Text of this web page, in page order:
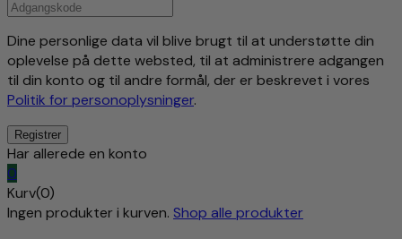
Dine personlige data vil blive brugt til at understøtte din
oplevelse på dette websted, til at administrere adgangen
til din konto og til andre formål, der er beskrevet i vores
Politik for personoplysninger.
Har allerede en konto
0
Kurv(0)
Ingen produkter i kurven. Shop alle produkter